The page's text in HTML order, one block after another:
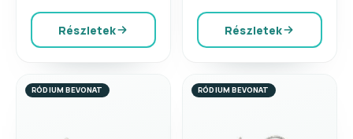
Részletek Részletek
RÓDIUM BEVONAT RÓDIUM BEVONAT